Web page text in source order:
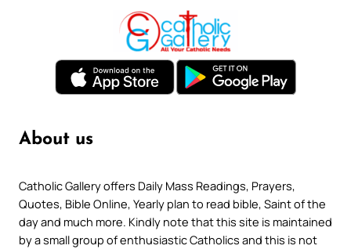
About us
Catholic Gallery offers Daily Mass Readings, Prayers,
Quotes, Bible Online, Yearly plan to read bible, Saint of the
day and much more. Kindly note that this site is maintained
by a small group of enthusiastic Catholics and this is not